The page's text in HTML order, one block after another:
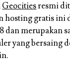
Geocitiesresmi
hosting gratis ini
dan merupakan
yang bersaing